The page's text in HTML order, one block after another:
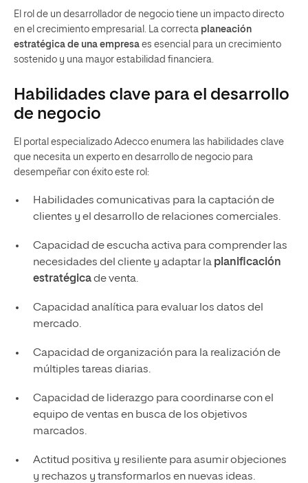
El rol de un desarrollador de negocio tiene un impacto directo
en el crecimiento empresarial. La correcta planeación
estratégica de una empresa es esencial para un crecimiento
sostenido y una mayor estabilidad financiera.
Habilidades clave para el desarrollo
de negocio
El portal especializado Adecco enumera las habilidades clave
que necesita un experto en desarrollo de negocio para
desempeñar con éxito este rol:
Habilidades comunicativas para la captación de
clientes y el desarrollo de relaciones comerciales.
Capacidad de escucha activa para comprender las
necesidades del cliente y adaptar la planificación
estratégicade venta.
Capacidad analítica para evaluar los datos del
mercado.
Capacidad de organización para la realización de
múltiples tareas diarias.
Capacidad de liderazgo para coordinarse con el
equipo de ventas en busca de los objetivos
marcados.
Actitud positiva y resiliente para asumir objeciones
y rechazos y transformarlos en nuevas ideas.